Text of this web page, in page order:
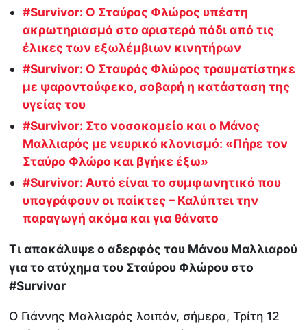
#Survivor: Ο Σταύρος Φλώρος υπέστη
ακρωτηριασμό στο αριστερό πόδι από τις
έλικες των εξωλέμβιων κινητήρων
#Survivor: O Σταυρός Φλώρος τραυματίστηκε
με ψαροντούφεκο, σοβαρή η κατάσταση της
υγείας του
#Survivor: Στο νοσοκομείο και ο Μάνος
Μαλλιαρός με νευρικό κλονισμό: «Πήρε τον
Σταύρο Φλώρο και βγήκε έξω»
#Survivor: Αυτό είναι το συμφωνητικό που
υπογράφουν οι παίκτες – Καλύπτει την
παραγωγή ακόμα και για θάνατο
Τι αποκάλυψε ο αδερφός του Μάνου Μαλλιαρού
για το ατύχημα του Σταύρου Φλώρου στο
#Survivor
Ο Γιάννης Μαλλιαρός λοιπόν, σήμερα, Τρίτη 12